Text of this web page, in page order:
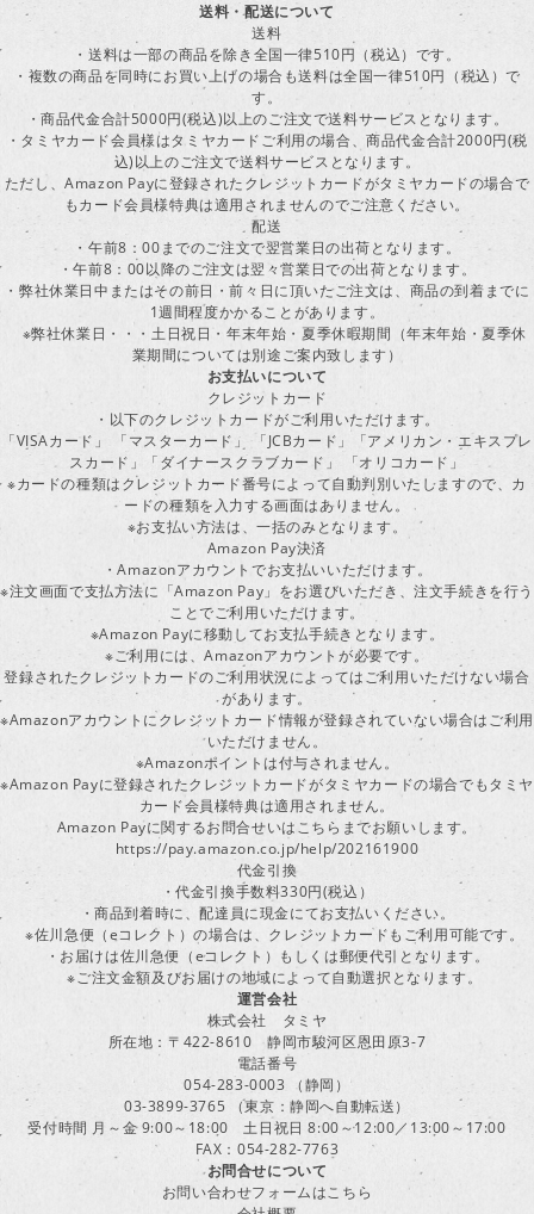
送料・配送について
送料
・送料は一部の商品を除き全国一律510円（税込）です。
・複数の商品を同時にお買い上げの場合も送料は全国一律510円（税込）で
す。
・商品代金合計5000円(税込)以上のご注文で送料サービスとなります。
・タミヤカード会員様はタミヤカードご利用の場合、商品代金合計2000円(税
込)以上のご注文で送料サービスとなります。
ただし、Amazon Payに登録されたクレジットカードがタミヤカードの場合で
もカード会員様特典は適用されませんのでご注意ください。
配送
・午前8：00までのご注文で翌営業日の出荷となります。
・午前8：00以降のご注文は翌々営業日での出荷となります。
・弊社休業日中またはその前日・前々日に頂いたご注文は、商品の到着までに
1週間程度かかることがあります。
※弊社休業日・・・土日祝日・年末年始・夏季休暇期間（年末年始・夏季休
業期間については別途ご案内致します）
お支払いについて
クレジットカード
・以下のクレジットカードがご利用いただけます。
「VISAカード」 「マスターカード」 「JCBカード」「アメリカン・エキスプレ
スカード」「ダイナースクラブカード」 「オリコカード」
※カードの種類はクレジットカード番号によって自動判別いたしますので、カ
ードの種類を入力する画面はありません。
※お支払い方法は、一括のみとなります。
Amazon Pay決済
・Amazonアカウントでお支払いいただけます。
※注文画面で支払方法に「Amazon Pay」をお選びいただき、注文手続きを行う
ことでご利用いただけます。
※Amazon Payに移動してお支払手続きとなります。
※ご利用には、Amazonアカウントが必要です。
登録されたクレジットカードのご利用状況によってはご利用いただけない場合
があります。
※Amazonアカウントにクレジットカード情報が登録されていない場合はご利用
いただけません。
※Amazonポイントは付与されません。
※Amazon Payに登録されたクレジットカードがタミヤカードの場合でもタミヤ
カード会員様特典は適用されません。
Amazon Payに関するお問合せいはこちらまでお願いします。
https://pay.amazon.co.jp/help/202161900
代金引換
・代金引換手数料330円(税込）
・商品到着時に、配達員に現金にてお支払いください。
※佐川急便（eコレクト）の場合は、クレジットカードもご利用可能です。
・お届けは佐川急便（eコレクト）もしくは郵便代引となります。
※ご注文金額及びお届けの地域によって自動選択となります。
運営会社
株式会社 タミヤ
所在地：〒422-8610 静岡市駿河区恩田原3-7
電話番号
054-283-0003 （静岡）
03-3899-3765 （東京：静岡へ自動転送）
受付時間 月～金 9:00～18:00 土日祝日 8:00～12:00／13:00～17:00
FAX：054-282-7763
お問合せについて
お問い合わせフォームはこちら